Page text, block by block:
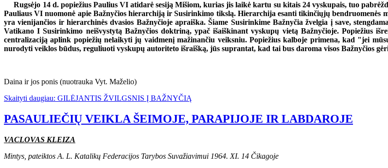
Rugsėjo 14 d. popiežius Paulius VI atidarė sesiją Mišiom, kurias jis laikė kartu su kitais 24 vyskupais, tuo
Pauliaus VI nuomonė apie Bažnyčios hierarchiją ir Susirinkimo tikslą. Hierarchija esanti tikinčiųjų bendruomenės
yra vienijančios ir hierarchinės dvasios Bažnyčioje apraiška. Šiame Susirinkime Bažnyčia žvelgia į save,
Vatikano I Susirinkimo neišvystytą Bažnyčios doktriną, ypač išaiškinant vyskupų vietą Bažnyčioje. Popiežius
centralizaciją aplink popiežių nelaikyti jų vaidmenį mažinančiu veiksniu. Popiežius kalboje primena, kad "jei
nurodyti veiklos būdus, reguliuoti vyskupų autoriteto išraišką, jūs suprantat, kad tai bus daroma visos Bažnyčios
Daina ir jos ponis (nuotrauka Vyt. Maželio)
Skaityti daugiau: GILĖJANTIS ŽVILGSNIS Į BAŽNYČIĄ
PASAULIEČIŲ VEIKLA ŠEIMOJE, PARAPIJOJE IR LABDAROJE
VACLOVAS KLEIZA
Mintys, pateiktos A. L. Katalikų Federacijos Tarybos Suvažiavimui 1964. XI. 14 Čikagoje